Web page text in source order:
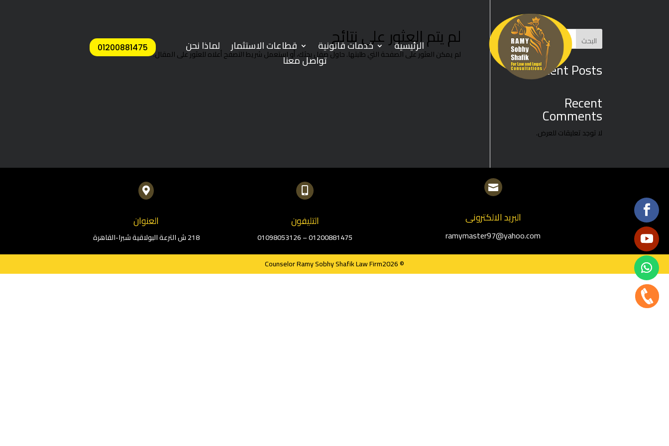
الرئيسية خدمات قانونية قطاعات الاستثمار
لماذا نحن
تواصل معنا
01200881475 لم يتم العثور على نتائج
لم يمكن العثور على الصفحة التي طلبتها. حاول صقل بحثك، أو استعمل شريط التصفح أعلاه للعثور على المقال.
البحث
Recent Posts
Recent
Comments
لا توجد تعليقات للعرض.

البريد الالكترونى
ramymaster97@yahoo.com

التليفون
01200881475 –
01098053126

العنوان
218 ش الترعة البولاقية شبرا-القاهرة
© Counselor Ramy Sobhy Shafik Law Firm2026